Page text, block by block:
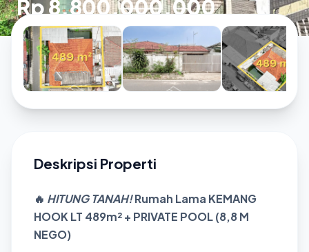
Rp 8.800.000.000
Deskripsi Properti
🔥 HITUNG TANAH!Rumah Lama KEMANG
HOOK LT 489m² + PRIVATE POOL (8,8 M
NEGO)